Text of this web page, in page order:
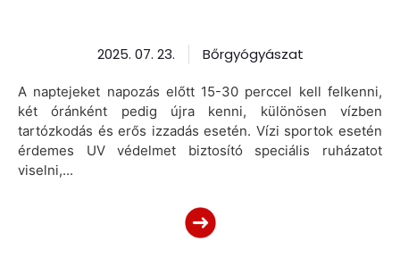
2025. 07. 23. Bőrgyógyászat
A naptejeket napozás előtt 15-30 perccel kell felkenni,
két óránként pedig újra kenni, különösen vízben
tartózkodás és erős izzadás esetén. Vízi sportok esetén
érdemes UV védelmet biztosító speciális ruházatot
viselni,...